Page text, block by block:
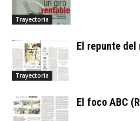
Trayectoria
Trayectoria
El repunte
El foco ABC